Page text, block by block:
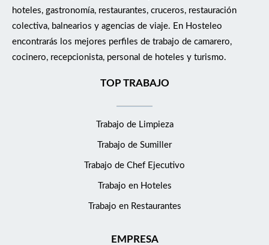
hoteles, gastronomía, restaurantes, cruceros, restauración
colectiva, balnearios y agencias de viaje. En Hosteleo
encontrarás los mejores perfiles de trabajo de camarero,
cocinero, recepcionista, personal de hoteles y turismo.
TOP TRABAJO
Trabajo de Limpieza
Trabajo de Sumiller
Trabajo de Chef Ejecutivo
Trabajo en Hoteles
Trabajo en Restaurantes
EMPRESA